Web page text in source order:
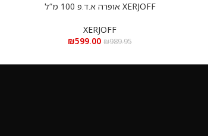
הוספה לסלXERJOFF אופרה א.ד.פ 100 מ”ל
XERJOFF
₪989.95
₪599.00